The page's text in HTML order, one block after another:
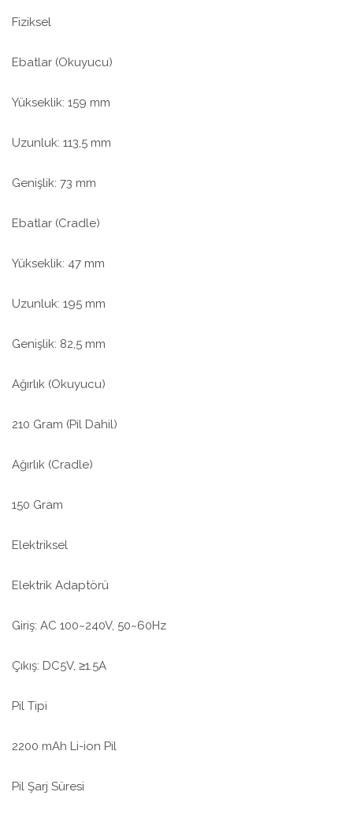
Fiziksel
Ebatlar (Okuyucu)
Yükseklik: 159 mm
Uzunluk: 113,5 mm
Genişlik: 73 mm
Ebatlar (Cradle)
Yükseklik: 47 mm
Uzunluk: 195 mm
Genişlik: 82,5 mm
Ağırlık (Okuyucu)
210 Gram (Pil Dahil)
Ağırlık (Cradle)
150 Gram
Elektriksel
Elektrik Adaptörü
Giriş: AC 100~240V, 50~60Hz
Çıkış: DC5V, ≥1.5A
Pil Tipi
2200 mAh Li-ion Pil
Pil Şarj Süresi